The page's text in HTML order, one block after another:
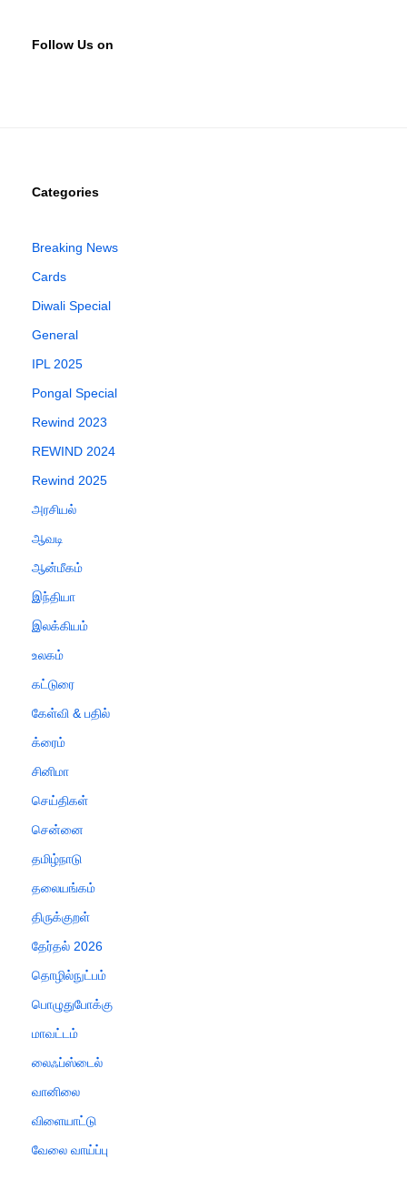
Follow Us on
Categories
Breaking News
Cards
Diwali Special
General
IPL 2025
Pongal Special
Rewind 2023
REWIND 2024
Rewind 2025
அரசியல்
ஆவடி
ஆன்மீகம்
இந்தியா
இலக்கியம்
உலகம்
கட்டுரை
கேள்வி & பதில்
க்ரைம்
சினிமா
செய்திகள்
சென்னை
தமிழ்நாடு
தலையங்கம்
திருக்குறள்
தேர்தல் 2026
தொழில்நுட்பம்
பொழுதுபோக்கு
மாவட்டம்
லைஃப்ஸ்டைல்
வானிலை
விளையாட்டு
வேலை வாய்ப்பு